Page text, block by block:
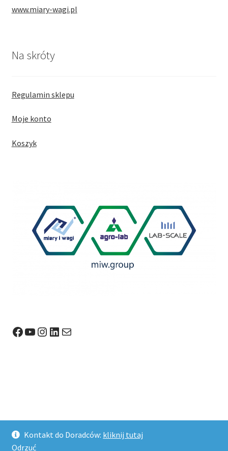
Kontakt do Doradców: kliknij tutaj
Odrzuć
www.miary-wagi.pl
Na skróty
Regulamin sklepu
Moje konto
Koszyk
Facebook
YouTube
Instagram
LinkedIn
Mail
Stworzone z WooCommerce.